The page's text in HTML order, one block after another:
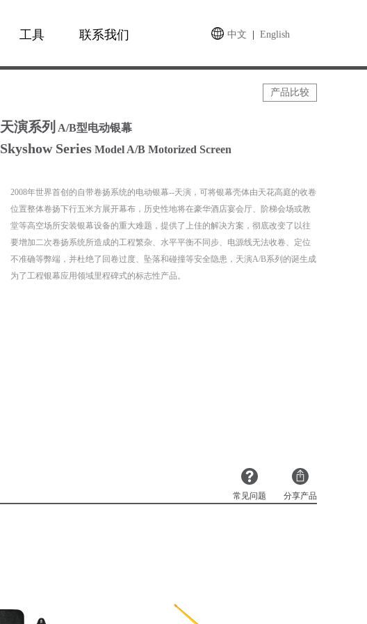
工具 联系我们 中文 English
产品比较
天演系列 A/B型电动银幕
Skyshow Series Model A/B Motorized Screen
2008年世界首创的自带卷扬系统的电动银幕--天演，可将银幕壳体由天花高庭的收卷
位置整体卷扬下行五米方展开幕布，历史性地将在豪华酒店宴会厅、阶梯会场或教
堂等高空场所安装银幕设备的重大难题，提供了上佳的解决方案，彻底改变了以往
要增加二次卷扬系统所造成的工程繁杂、水平平衡不同步、电源线无法收卷、定位
不准确等弊端，并杜绝了回卷过度、坠落和碰撞等安全隐患，天演A/B系列的诞生成
为了工程银幕应用领域里程碑式的标志性产品。
常见问题 分享产品